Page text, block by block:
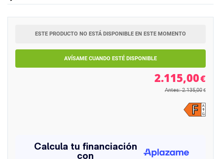
ESTE PRODUCTO NO ESTÁ DISPONIBLE EN ESTE MOMENTO
AVÍSAME CUANDO ESTÉ DISPONIBLE
2.115,00€
Antes: 2.135,00 €